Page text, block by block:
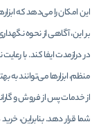
این امکان را می‌دهد که
بر این، آگاهی از نحوه
در درازمدت ایفا کند. با
منظم، ابزارها می‌توانند
از خدمات پس از فروش و
شما قرار دهد. بنابراین،